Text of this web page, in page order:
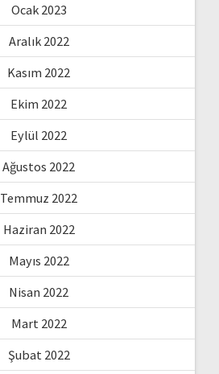
Ocak 2023
Aralık 2022
Kasım 2022
Ekim 2022
Eylül 2022
Ağustos 2022
Temmuz 2022
Haziran 2022
Mayıs 2022
Nisan 2022
Mart 2022
Şubat 2022